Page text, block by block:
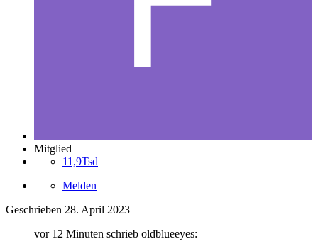
Mitglied
11,9Tsd
Melden
Geschrieben 28. April 2023
vor 12 Minuten schrieb oldblueeyes: